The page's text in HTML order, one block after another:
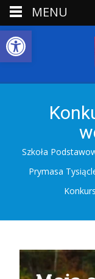
Open toolbar
Szkoła
Prymasa
MENU